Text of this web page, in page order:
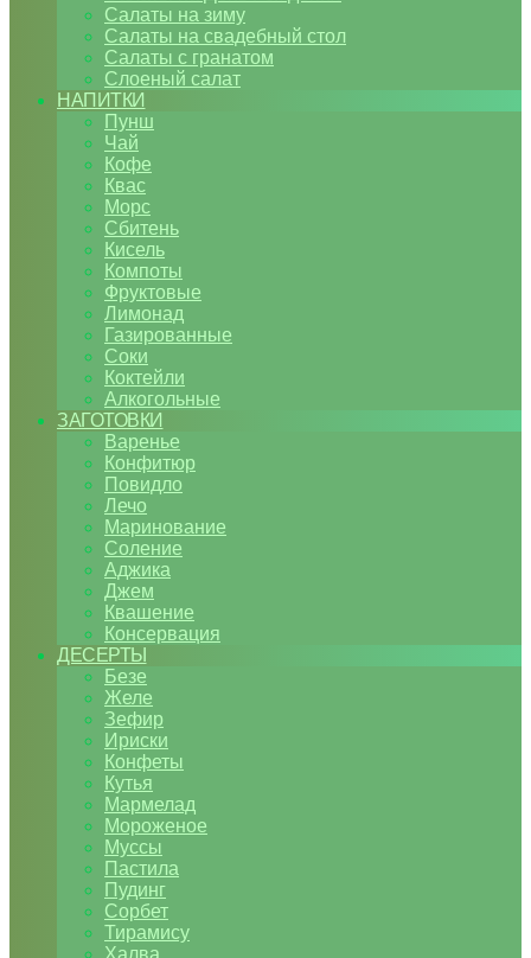
Салаты на зиму
Салаты на свадебный стол
Салаты с гранатом
Слоеный салат
НАПИТКИ
Пунш
Чай
Кофе
Квас
Морс
Сбитень
Кисель
Компоты
Фруктовые
Лимонад
Газированные
Соки
Коктейли
Алкогольные
ЗАГОТОВКИ
Варенье
Конфитюр
Повидло
Лечо
Маринование
Соление
Аджика
Джем
Квашение
Консервация
ДЕСЕРТЫ
Безе
Желе
Зефир
Ириски
Конфеты
Кутья
Мармелад
Мороженое
Муссы
Пастила
Пудинг
Сорбет
Тирамису
Халва